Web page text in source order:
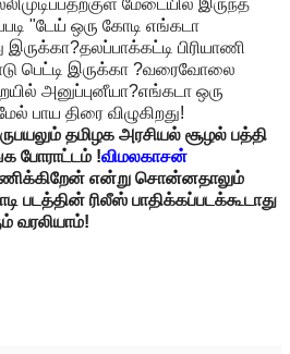
"டேய் ஒரு கோடி எங்கடா
பிரியாணி
பெட்டி இருக்கா ?வரைவோலை
அனுப்புனீயா?எங்கடா ஒரு
பாய திரை விழுகிறது!
தமிழக அரசியல் சூழல் பத்தி
போராட்டம் !விமலகாசன்
என்று சொன்னதாலும்
படத்தின் ரிலீஸ் பாதிக்கப்படக்கூடாது
வரலியாம்!